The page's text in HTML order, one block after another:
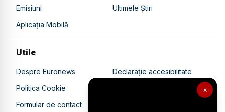
×
Emisiuni
Ultimele Știri
Aplicația Mobilă
Utile
Despre Euronews
Declarație accesibilitate
Politica Cookie
Politica de confidențialitate
Formular de contact